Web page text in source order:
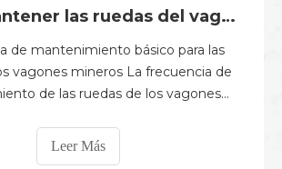
¿Cómo mantener las ruedas del vagón minero? Guía completa de cronograma de mantenimiento, problemas comunes y consejos de durabilidad
de mantenimiento básico para las
vagones mineros La frecuencia de
de las ruedas de los vagones
real: · Condiciones normales de
Limpie el lodo y la arena cada dos
Leer Más